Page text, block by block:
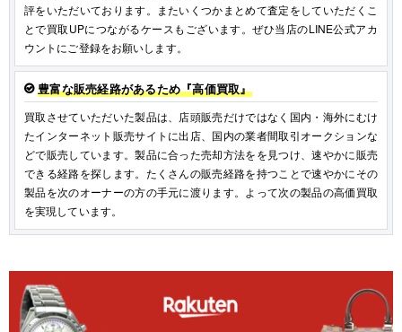
評をいただいております。またいくつかまとめて査定をしていただくこ
とで買取UPにつながるケースもございます。ぜひ当店のLINE公式アカ
ウントにご登録をお願いします。
豊富な販売経路があるため『高価買取』
買取させていただいた製品は、店頭販売だけではなく国内・海外にむけ
たインターネット販売サイトに出店、国内の業者間取引オークションな
どで販売しています。製品に合った売却方法をを見つけ、速やかに販売
できる経路を探します。たくさんの販売経路を持つことで速やかにその
製品を次のオーナーの方の手元に渡ります。よって次の製品の高価買取
を実現しています。